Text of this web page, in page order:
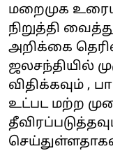
மறைமுக
நிறுத்தி
அறிக்கை
ஜலசந்தியில்
விதிக்கவும் ,
உட்பட மற்ற